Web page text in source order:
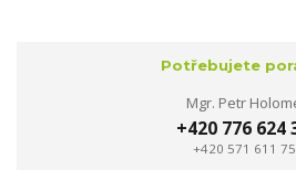
Potřebujete
Mgr. Petr
+420 776 624
+420 571 611